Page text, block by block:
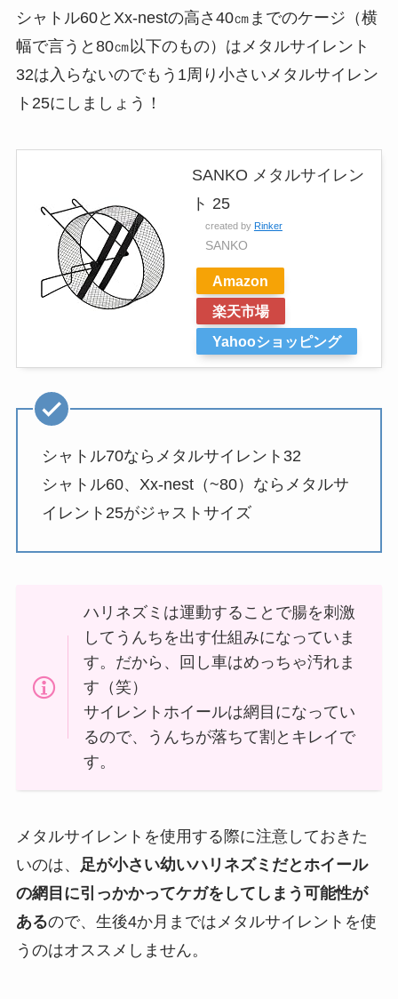
シャトル60とXx-nestの高さ40㎝までのケージ（横
幅で言うと80㎝以下のもの）はメタルサイレント
32は入らないのでもう1周り小さいメタルサイレン
ト25にしましょう ！
SANKO メタルサイレン
ト 25
created by Rinker
SANKO
Amazon
楽天市場
Yahooショッピング
シャトル70ならメタルサイレント32
シャトル60、Xx-nest（~80）ならメタルサ
イレント25がジャストサイズ
ハリネズミは運動することで腸を刺激
してうんちを出す仕組みになっていま
す。だから、回し車はめっちゃ汚れま
す（笑）
サイレントホイールは網目になってい
るので、うんちが落ちて割とキレイで
す。
メタルサイレントを使用する際に注意しておきた
いのは、 足が小さい幼いハリネズミだとホイール
の網目に引っかかってケガをしてしまう可能性が
あるので、生後4か月まではメタルサイレントを使
うのはオススメしません。